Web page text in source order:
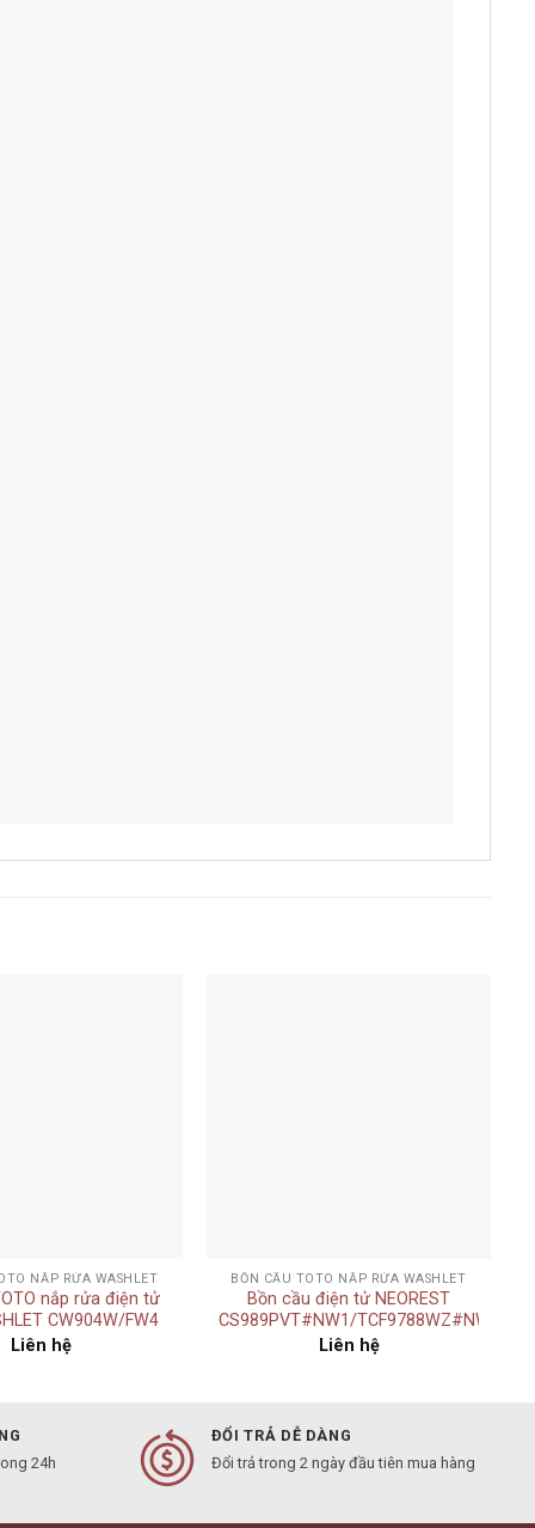
NẮP RỬA WASHLET
nắp rửa điện tử
CW904W/FW4
Liên hệ
BỒN CẦU TOTO NẮP RỬA WASHLET
Bồn cầu điện tử NEOREST
CS989PVT#NW1/TCF9788WZ#NW1/
Liên hệ
24h
ĐỔI TRẢ DỄ DÀNG
Đổi trả trong 2 ngày đầu tiên mua hàng